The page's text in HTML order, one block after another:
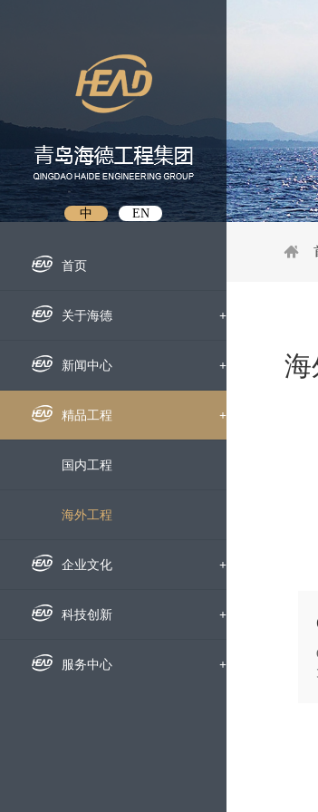
中 EN
首页
关于海德 +
企业概况
组织机构
下属公司
发展历程
荣誉资质
企业宣传片
新闻中心 +
企业新闻
通知公告
招标信息
媒体聚焦
精品工程 +
国内工程
海外工程
企业文化 +
企业文化
员工风采
科技创新 +
科研动态
服务中心 +
海